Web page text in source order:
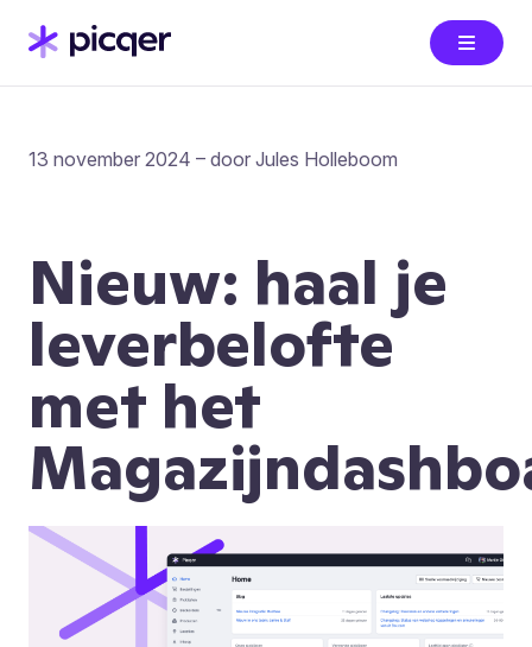
13 november 2024 – door Jules Holleboom
Nieuw: haal je
leverbelofte
met het